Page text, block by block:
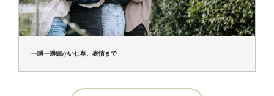
一瞬一瞬細かい仕草、表情まで